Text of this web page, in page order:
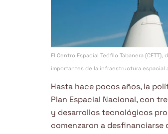
El Centro Espacial Teófilo Tabanera
importantes de la infraestructura espacial
Hasta hace pocos años, la
Plan Espacial Nacional, con
y desarrollos tecnológicos
comenzaron a desfinanciarse